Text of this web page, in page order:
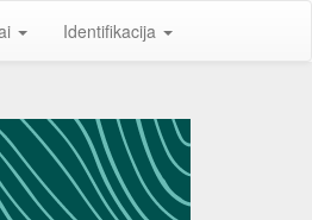
Identifikacija